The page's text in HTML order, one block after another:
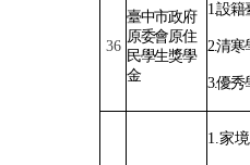
36
臺中市政府
原委會原住
民學生獎學
金
1.設籍
2.清寒
3.優秀
1.家